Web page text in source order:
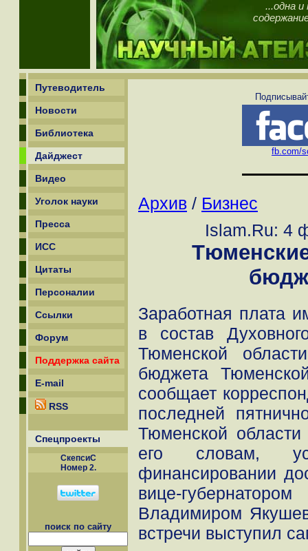
...одна
Путеводитель
Новости
Библиотека
Дайджест
Видео
Уголок науки
Пресса
ИСС
Цитаты
Персоналии
Ссылки
Форум
Поддержка сайта
E-mail
RSS
Спецпроекты
СкепсиС
Номер 2.
поиск по сайту
fb.com/
Архив / Бизнес
Islam.Ru: 4
Заработная плата
в состав
Тюменской
бюджета
сообщает
последней
Тюменской
его словам,
финансировании
вице-
Владимиром
встречи выступил